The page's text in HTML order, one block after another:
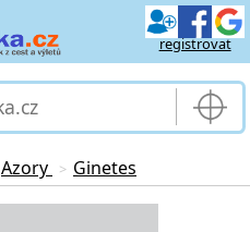
registrovat
Azory > Ginetes